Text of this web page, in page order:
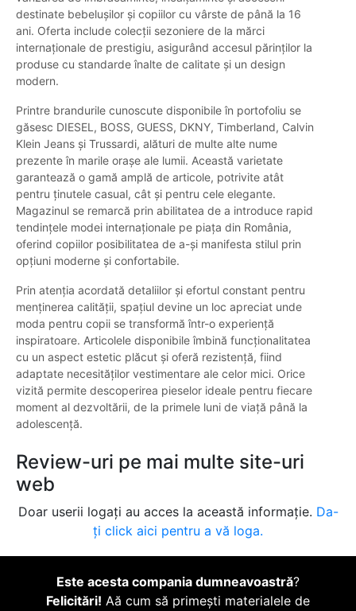
destinate bebelușilor și copiilor cu vârste de până la 16
ani. Oferta include colecții sezoniere de la mărci
internaționale de prestigiu, asigurând accesul părinților la
produse cu standarde înalte de calitate și un design
modern.
Printre brandurile cunoscute disponibile în portofoliu se
găsesc DIESEL, BOSS, GUESS, DKNY, Timberland, Calvin
Klein Jeans și Trussardi, alături de multe alte nume
prezente în marile orașe ale lumii. Această varietate
garantează o gamă amplă de articole, potrivite atât
pentru ținutele casual, cât și pentru cele elegante.
Magazinul se remarcă prin abilitatea de a introduce rapid
tendințele modei internaționale pe piața din România,
oferind copiilor posibilitatea de a-și manifesta stilul prin
opțiuni moderne și confortabile.
Prin atenția acordată detaliilor și efortul constant pentru
menținerea calității, spațiul devine un loc apreciat unde
moda pentru copii se transformă într-o experiență
inspiratoare. Articolele disponibile îmbină funcționalitatea
cu un aspect estetic plăcut și oferă rezistență, fiind
adaptate necesităților vestimentare ale celor mici. Orice
vizită permite descoperirea pieselor ideale pentru fiecare
moment al dezvoltării, de la primele luni de viață până la
adolescență.
Review-uri pe mai multe site-uri
web
Doar userii logați au acces la această informație. Da-
ți click aici pentru a vă loga.
Este acesta compania dumneavoastră?
Felicitări! Aă cum să primești materialele de